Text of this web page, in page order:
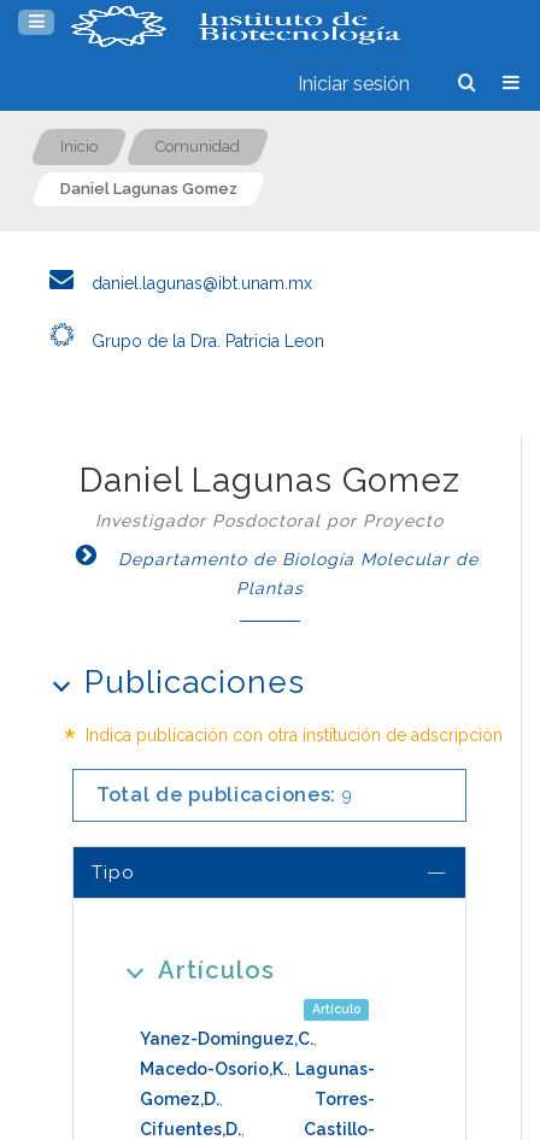
Iniciar sesión
Inicio Comunidad
Daniel Lagunas Gomez
daniel.lagunas@ibt.unam.mx
Grupo de la Dra. Patricia Leon
Daniel Lagunas Gomez
Investigador Posdoctoral por Proyecto
Departamento de Biología Molecular de
Plantas
Publicaciones
* Indica publicación con otra institución de adscripción
Total de publicaciones: 9
Tipo
Artículos
Artículo
Yanez-Dominguez,C.
Macedo-Osorio,K. Lagunas-
Gomez,D.
Torres-
Cifuentes,D.
Castillo-